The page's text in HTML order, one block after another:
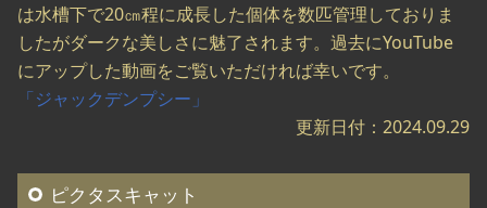
は水槽下で20㎝程に成長した個体を数匹管理しておりま
したがダークな美しさに魅了されます。過去にYouTube
にアップした動画をご覧いただければ幸いです。
「ジャックデンプシー」
更新日付：2024.09.29
ピクタスキャット